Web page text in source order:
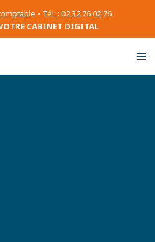
• Tél. : 02 32 76 02 76
CABINET DIGITAL